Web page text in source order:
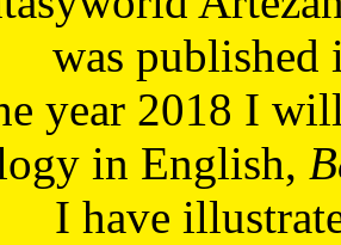
was published
year 2018 I
in English,
I have